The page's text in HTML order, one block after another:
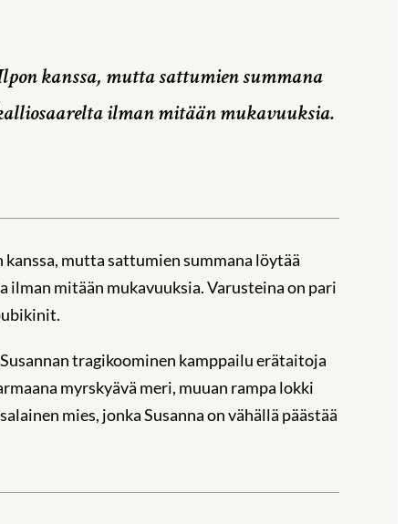
kanssa, mutta sattumien summana
ilman mitään mukavuuksia.
mutta sattumien summana löytää
mitään mukavuuksia. Varusteina on pari
tragikoominen kamppailu erätaitoja
myrskyävä meri, muuan rampa lokki
mies, jonka Susanna on vähällä päästää